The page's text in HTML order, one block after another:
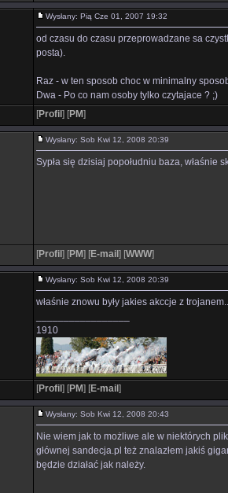
Wysłany: Pią Cze 01, 2007 19:32
od czasu do czasu przeprowadzane sa
posta).
Raz - w ten sposob choc w minimalny
Dwa - Po co nam osoby tylko czytajace ? ;)
[Profil ] [PM]
Wysłany: Sob Kwi 12, 2008 20:39
Sypła się dzisiaj popołudniu baza, właśnie
[Profil ] [PM] [E-mail ] [WWW]
Wysłany: Sob Kwi 12, 2008 20:39
właśnie znowu były jakies akccje z
1910
[Profil ] [PM] [E-mail ]
Wysłany: Sob Kwi 12, 2008 20:43
Nie wiem jak to możliwe ale w niektórych
głównej sandecja.pl też znalazłem jakiś
będzie działać jak należy.